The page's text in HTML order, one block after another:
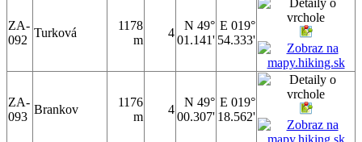
ZA-
092
Turková
1178
m
4
N 49°
01.141'
E 019°
54.333'
ZA-
093
Brankov
1176
m
4
N 49°
00.307'
E 019°
18.562'